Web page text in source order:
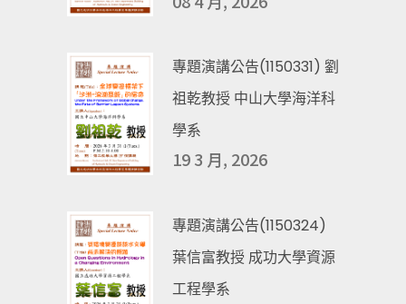
專題演講公告(1150331) 劉
祖乾教授 中山大學海洋科
學系
19 3 月, 2026
專題演講公告(1150324)
葉信富教授 成功大學資源
工程學系